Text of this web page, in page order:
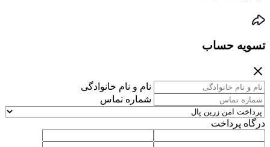
تسویه حساب
نام و نام خانوادگی
شماره تماس
درگاه پرداخت